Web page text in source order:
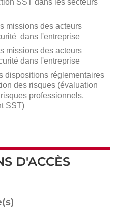
SST dans les secteurs
missions des acteurs
dans l'entreprise
missions des acteurs
dans l'entreprise
dispositions réglementaires
des risques (évaluation
professionnels,
SST)
D'ACCÈS